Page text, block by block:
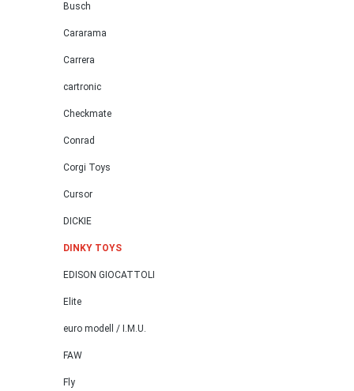
Busch
Cararama
Carrera
cartronic
Checkmate
Conrad
Corgi Toys
Cursor
DICKIE
DINKY TOYS
EDISON GIOCATTOLI
Elite
euro modell / I.M.U.
FAW
Fly